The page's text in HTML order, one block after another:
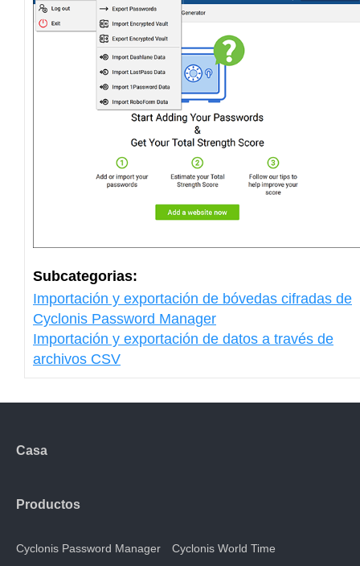
Subcategorias:
Importación y exportación de bóvedas cifradas de
Cyclonis Password Manager
Importación y exportación de datos a través de
archivos CSV
Casa
Productos
Cyclonis Password Manager Cyclonis World Time